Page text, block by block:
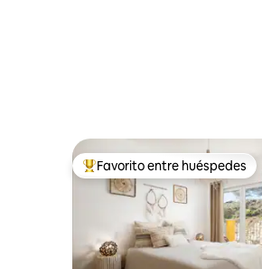
Favorito entre huéspedes
Favorito entre huéspedes